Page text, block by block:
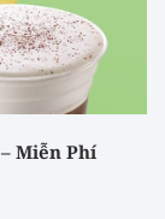
Miễn Phí